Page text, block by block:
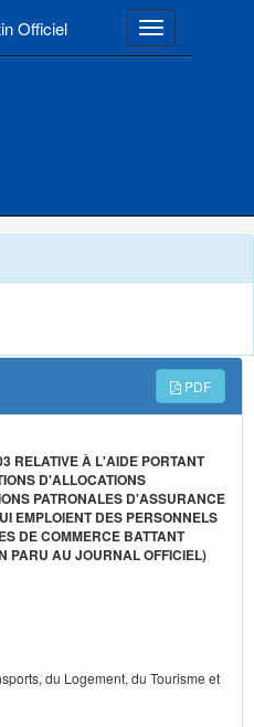
Officiel Toggle
PDF
RELATIVE À L'AIDE PORTANT
D'ALLOCATIONS
PATRONALES D'ASSURANCE
EMPLOIENT DES PERSONNELS
DE COMMERCE BATTANT
PARU AU JOURNAL OFFICIEL)
du Logement, du Tourisme et